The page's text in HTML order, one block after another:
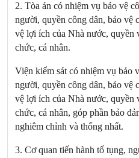
2. Tòa án có nhiệm vụ bảo vệ
người, quyền công dân, bảo vệ
vệ lợi ích của Nhà nước, quyền
chức, cá nhân.
Viện kiểm sát có nhiệm vụ bảo
người, quyền công dân, bảo vệ
vệ lợi ích của Nhà nước, quyền
chức, cá nhân, góp phần bảo
nghiêm chỉnh và thống nhất.
3. Cơ quan tiến hành tố tụng,